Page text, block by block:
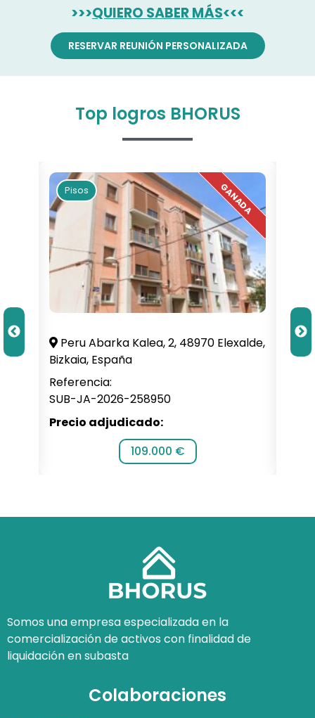
>>>QUIERO SABER MÁS<<<
RESERVAR REUNIÓN PERSONALIZADA
Top logros BHORUS
Pisos
Peru Abarka Kalea, 2, 48970 Elexalde,
Bizkaia, España
Referencia:
SUB-JA-2026-258950
Precio adjudicado:
109.000 €
C.
Somos una empresa especializada en la
comercialización de activos con finalidad de
liquidación en subasta
Colaboraciones